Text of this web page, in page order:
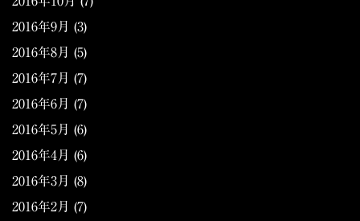
2016年9月 (3)
2016年8月 (5)
2016年7月 (7)
2016年6月 (7)
2016年5月 (6)
2016年4月 (6)
2016年3月 (8)
2016年2月 (7)